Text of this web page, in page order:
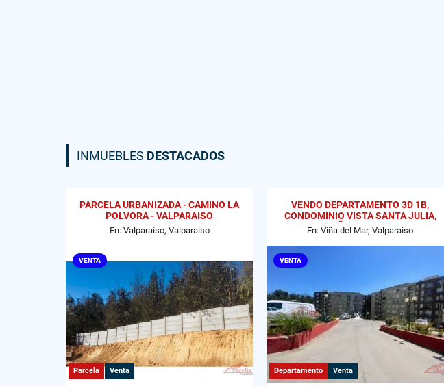
INMUEBLES DESTACADOS
PARCELA URBANIZADA - CAMINO LA
POLVORA - VALPARAISO
En: Valparaíso, Valparaiso
VENTA
Parcela Venta
VENDO DEPARTAMENTO 3D 1B,
CONDOMINIO VISTA SANTA JULIA,
VIÑA DEL MAR
En: Viña del Mar, Valparaiso
VENTA
Departamento Venta